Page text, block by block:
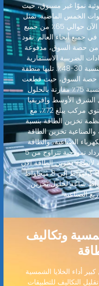
نموًا غير مسبوق، حيث
550٪ في السنوات الخمس الماضية. تمثل
أنظمة تخزين الطاقة والكهروضوئية الآن حوالي 65٪ من جميع
في جميع أنحاء العالم. تقود
الشمالية وأوروبا بنسبة 62٪ من حصة السوق، مدفوعة
الضريبية الاستثمارية
التي تقلل التكاليف الإجمالية للنظام بنسبة 30-48٪. تليها منطقة
الهادئ بنسبة 45٪ من حصة السوق، حيث قطعت
التصاميم المعيارية أوقات التثبيت بنسبة 75٪ مقارنة بالحلول
الشرق الأوسط وإفريقيا
أسرع المناطق نموًا بمعدل نمو سنوي مركب يبلغ 72٪، مع
تخزين الطاقة بنسبة
والصناعية تخزين الطاقة
الصناعية، والطاقة
الاحتياطية للطوارئ، مع فترات استرداد نموذجية تتراوح من 5
لأنظمة تخزين الطاقة الآن
بأنظمة متكاملة بسعة تتراوح من 80 كيلوواط إلى 8 ميجاواط
دولارًا/كيلوواط ساعة لحلول تخزين
وتكاليف
أداء الخلايا الشمسية
التكاليف للتطبيقات